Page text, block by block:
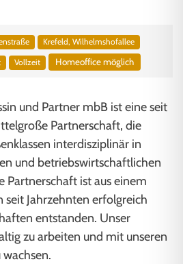
Krefeld, Wilhelmshofallee
Vollzeit Homeoffice möglich
und Partner mbB ist eine seit
Partnerschaft, die
interdisziplinär in
und betriebswirtschaftlichen
Partnerschaft ist aus einem
seit Jahrzehnten erfolgreich
entstanden. Unser
zu arbeiten und mit unseren